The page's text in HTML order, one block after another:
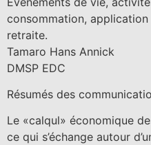
consommation,
retraite.
Tamaro Hans Annick
DMSP EDC
Résumés des
Le «calqul» économique
ce qui s’échange autour